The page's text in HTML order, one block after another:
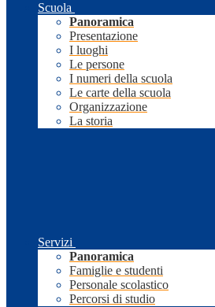
Scuola
Panoramica
Presentazione
I luoghi
Le persone
I numeri della scuola
Le carte della scuola
Organizzazione
La storia
Servizi
Panoramica
Famiglie e studenti
Personale scolastico
Percorsi di studio